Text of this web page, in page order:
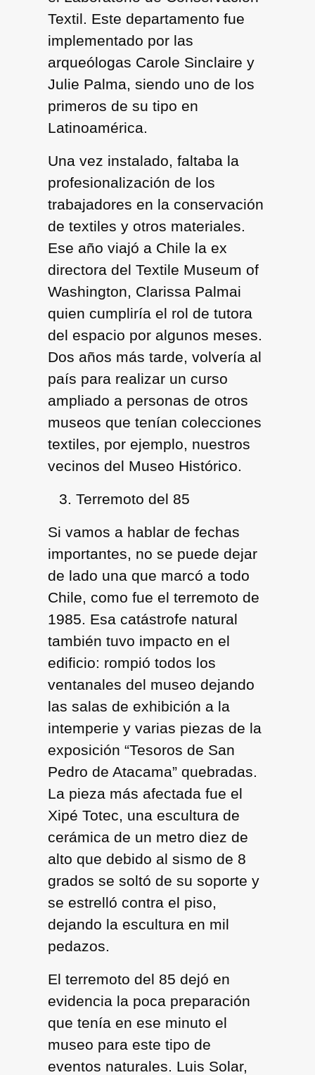
Textil. Este departamento fue
implementado por las
arqueólogas Carole Sinclaire y
Julie Palma, siendo uno de los
primeros de su tipo en
Latinoamérica.
Una vez instalado, faltaba la
profesionalización de los
trabajadores en la conservación
de textiles y otros materiales.
Ese año viajó a Chile la ex
directora del Textile Museum of
Washington, Clarissa Palmai
quien cumpliría el rol de tutora
del espacio por algunos meses.
Dos años más tarde, volvería al
país para realizar un curso
ampliado a personas de otros
museos que tenían colecciones
textiles, por ejemplo, nuestros
vecinos del Museo Histórico.
Terremoto del 85
Si vamos a hablar de fechas
importantes, no se puede dejar
de lado una que marcó a todo
Chile, como fue el terremoto de
1985. Esa catástrofe natural
también tuvo impacto en el
edificio: rompió todos los
ventanales del museo dejando
las salas de exhibición a la
intemperie y varias piezas de la
exposición “Tesoros de San
Pedro de Atacama” quebradas.
La pieza más afectada fue el
Xipé Totec, una escultura de
cerámica de un metro diez de
alto que debido al sismo de 8
grados se soltó de su soporte y
se estrelló contra el piso,
dejando la escultura en mil
pedazos.
El terremoto del 85 dejó en
evidencia la poca preparación
que tenía en ese minuto el
museo para este tipo de
eventos naturales. Luis Solar,